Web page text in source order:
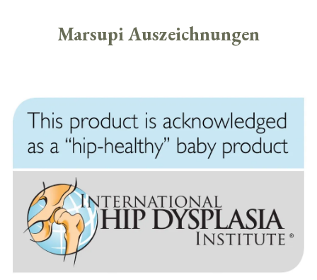
Marsupi Auszeichnungen